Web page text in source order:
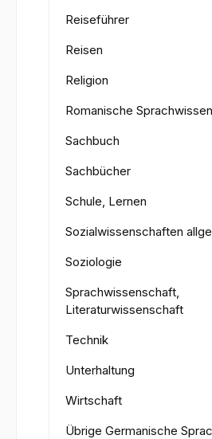
Reiseführer
Reisen
Religion
Romanische
Sachbuch
Sachbücher
Schule, Lernen
Sozialwissenschaften
Soziologie
Sprachwissenschaft,
Literaturwissenschaft
Technik
Unterhaltung
Wirtschaft
Übrige Germanische